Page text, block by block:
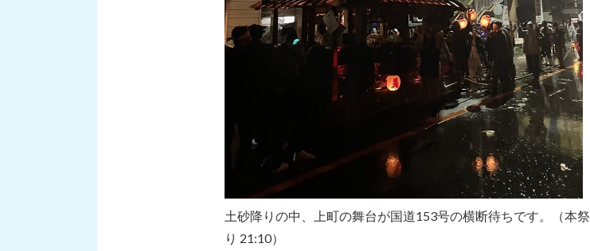
土砂降りの中、上町の舞台が国道153号の横断待ちです。（本祭
り 21:10）